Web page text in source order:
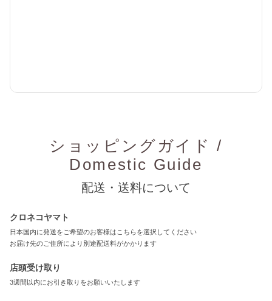
ショッピングガイド /
Domestic Guide
配送・送料について
クロネコヤマト
日本国内に発送をご希望のお客様はこちらを選択してください
お届け先のご住所により別途配送料がかかります
店頭受け取り
3週間以内にお引き取りをお願いいたします